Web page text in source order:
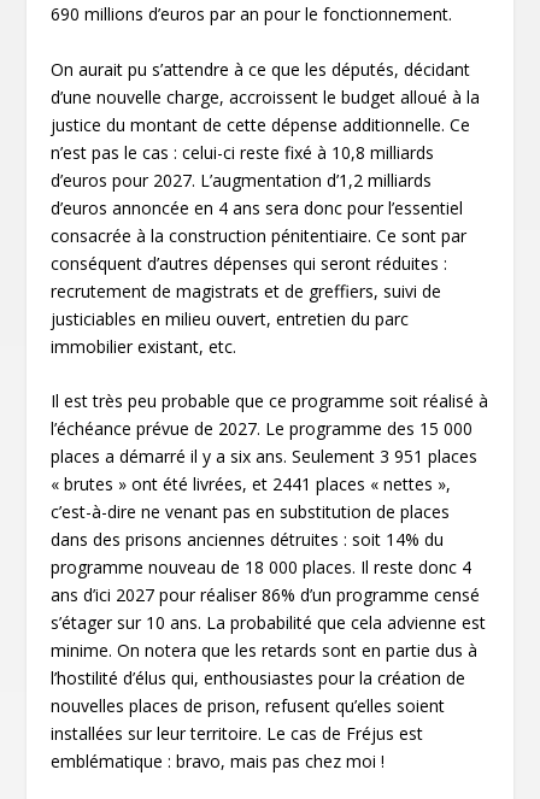
690 millions d’euros par an pour le fonctionnement.
On aurait pu s’attendre à ce que les députés, décidant
d’une nouvelle charge, accroissent le budget alloué à la
justice du montant de cette dépense additionnelle. Ce
n’est pas le cas : celui-ci reste fixé à 10,8 milliards
d’euros pour 2027. L’augmentation d’1,2 milliards
d’euros annoncée en 4 ans sera donc pour l’essentiel
consacrée à la construction pénitentiaire. Ce sont par
conséquent d’autres dépenses qui seront réduites :
recrutement de magistrats et de greffiers, suivi de
justiciables en milieu ouvert, entretien du parc
immobilier existant, etc.
Il est très peu probable que ce programme soit réalisé à
l’échéance prévue de 2027. Le programme des 15 000
places a démarré il y a six ans. Seulement 3 951 places
« brutes » ont été livrées, et 2441 places « nettes »,
c’est-à-dire ne venant pas en substitution de places
dans des prisons anciennes détruites : soit 14% du
programme nouveau de 18 000 places. Il reste donc 4
ans d’ici 2027 pour réaliser 86% d’un programme censé
s’étager sur 10 ans. La probabilité que cela advienne est
minime. On notera que les retards sont en partie dus à
l’hostilité d’élus qui, enthousiastes pour la création de
nouvelles places de prison, refusent qu’elles soient
installées sur leur territoire. Le cas de Fréjus est
emblématique : bravo, mais pas chez moi !